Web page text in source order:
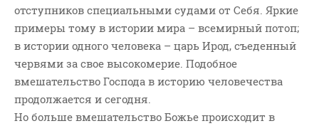
отступников специальными судами от Себя. Яркие
примеры тому в истории мира – всемирный потоп;
в истории одного человека – царь Ирод, съеденный
червями за свое высокомерие. Подобное
вмешательство Господа в историю человечества
продолжается и сегодня.
Но больше вмешательство Божье происходит в